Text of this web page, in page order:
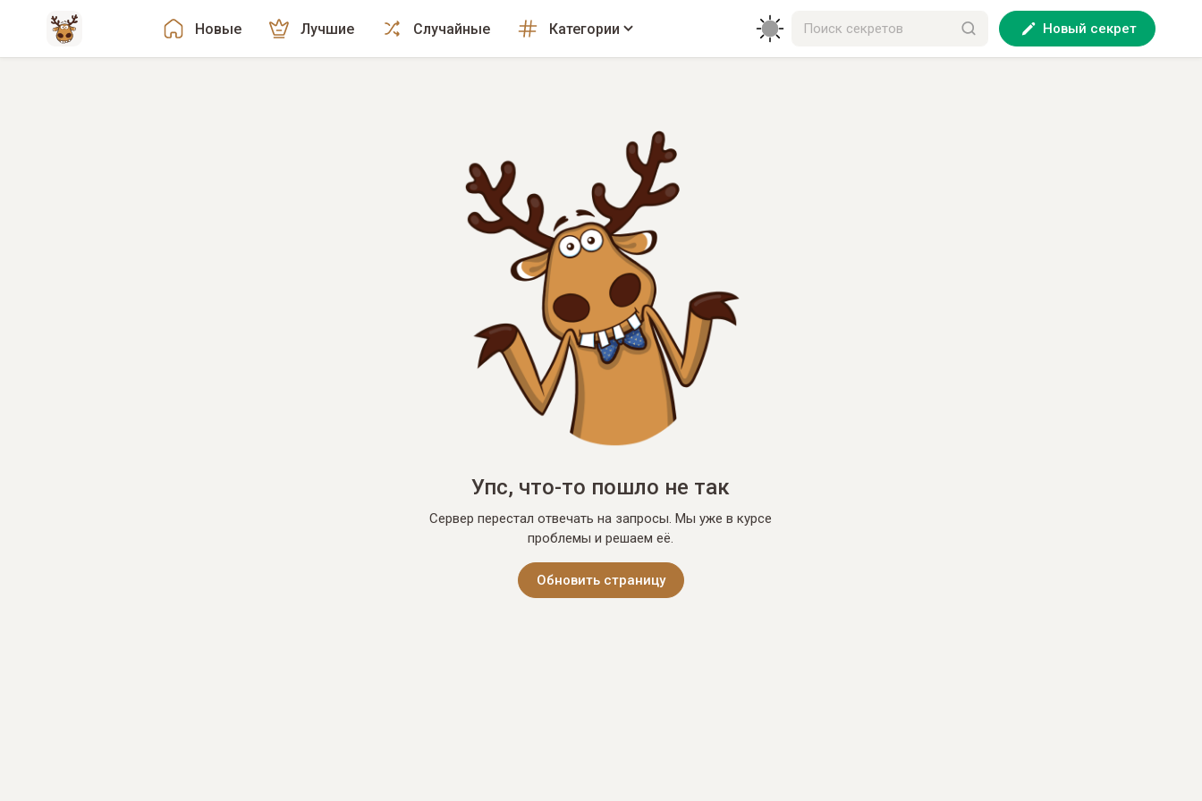
Новые Лучшие Случайные Категории Новый секрет
Упс, что-то пошло не так
Сервер перестал отвечать на запросы. Мы уже в курсе
проблемы и решаем её.
Обновить страницу